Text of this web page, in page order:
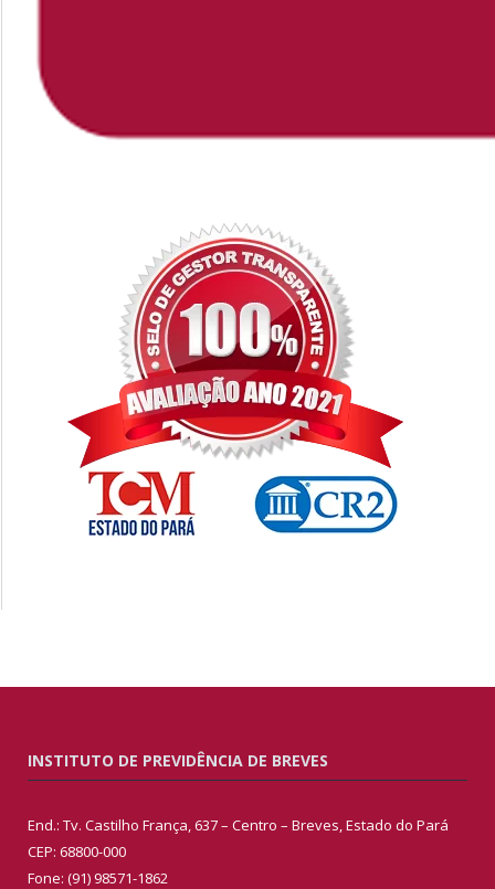
INSTITUTO DE PREVIDÊNCIA DE BREVES
End.: Tv. Castilho França, 637 – Centro – Breves, Estado do Pará
CEP: 68800-000
Fone: (91) 98571-1862